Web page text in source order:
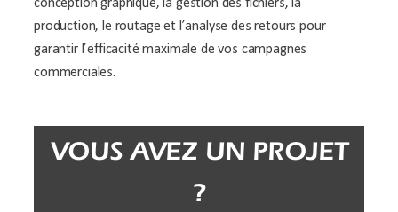
conception graphique, la gestion des fichiers, la
production, le routage et l’analyse des retours pour
garantir l’efficacité maximale de vos campagnes
commerciales.
VOUS AVEZ UN PROJET
?